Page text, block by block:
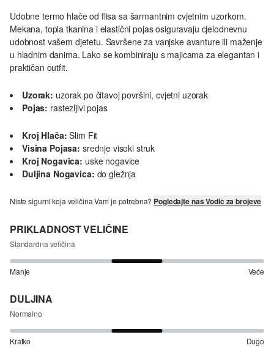
Udobne termo hlače od flisa sa šarmantnim cvjetnim uzorkom.
Mekana, topla tkanina i elastični pojas osiguravaju cjelodnevnu
udobnost vašem djetetu. Savršene za vanjske avanture ili maženje
u hladnim danima. Lako se kombiniraju s majicama za elegantan i
praktičan outfit.
Uzorak: uzorak po čitavoj površini, cvjetni uzorak
Pojas: rastezljivi pojas
Kroj Hlača: Slim Fit
Visina Pojasa: srednje visoki struk
Kroj Nogavica: uske nogavice
Duljina Nogavica: do gležnja
Niste sigurni koja veličina Vam je potrebna? Pogledajte naš Vodič za brojeve
PRIKLADNOST VELIČINE
Standardna veličina
Manje Veće
DULJINA
Normalno
Kratko Dugo